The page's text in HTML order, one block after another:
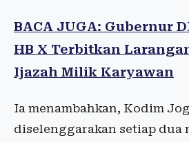
BACA JUGA: Gubernur
HB X Terbitkan
Ijazah Milik Karyawan
Ia menambahkan, Kodim
diselenggarakan setiap dua